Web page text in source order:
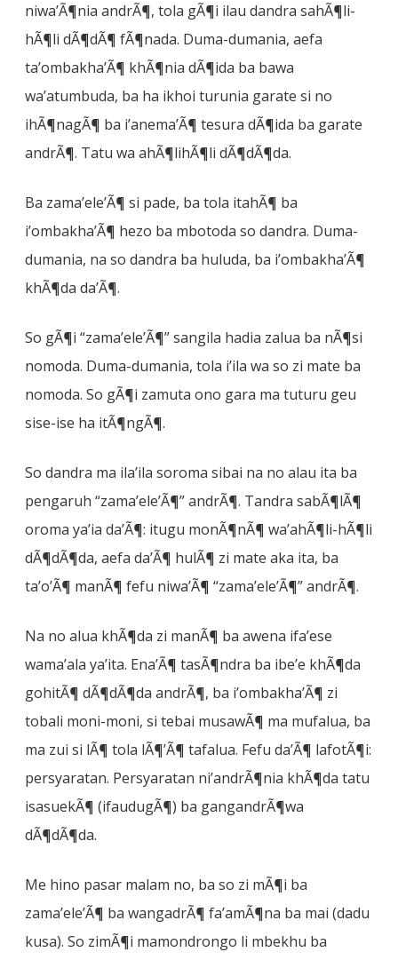
niwa’Ã¶nia andrÃ¶, tola gÃ¶i ilau dandra sahÃ¶li-
hÃ¶li dÃ¶dÃ¶ fÃ¶nada. Duma-dumania, aefa
ta’ombakha’Ã¶ khÃ¶nia dÃ¶ida ba bawa
wa’atumbuda, ba ha ikhoi turunia garate si no
ihÃ¶nagÃ¶ ba i’anema’Ã¶ tesura dÃ¶ida ba garate
andrÃ¶. Tatu wa ahÃ¶lihÃ¶li dÃ¶dÃ¶da.
Ba zama’ele’Ã¶ si pade, ba tola itahÃ¶ ba
i’ombakha’Ã¶ hezo ba mbotoda so dandra. Duma-
dumania, na so dandra ba huluda, ba i’ombakha’Ã¶
khÃ¶da da’Ã¶.
So gÃ¶i “zama’ele’Ã¶” sangila hadia zalua ba nÃ¶si
nomoda. Duma-dumania, tola i’ila wa so zi mate ba
nomoda. So gÃ¶i zamuta ono gara ma tuturu geu
sise-ise ha itÃ¶ngÃ¶.
So dandra ma ila’ila soroma sibai na no alau ita ba
pengaruh “zama’ele’Ã¶” andrÃ¶. Tandra sabÃ¶lÃ¶
oroma ya’ia da’Ã¶: itugu monÃ¶nÃ¶ wa’ahÃ¶li-hÃ¶li
dÃ¶dÃ¶da, aefa da’Ã¶ hulÃ¶ zi mate aka ita, ba
ta’o’Ã¶ manÃ¶ fefu niwa’Ã¶ “zama’ele’Ã¶” andrÃ¶.
Na no alua khÃ¶da zi manÃ¶ ba awena ifa’ese
wama’ala ya’ita. Ena’Ã¶ tasÃ¶ndra ba ibe’e khÃ¶da
gohitÃ¶ dÃ¶dÃ¶da andrÃ¶, ba i’ombakha’Ã¶ zi
tobali moni-moni, si tebai musawÃ¶ ma mufalua, ba
ma zui si lÃ¶ tola lÃ¶’Ã¶ tafalua. Fefu da’Ã¶ lafotÃ¶i:
persyaratan. Persyaratan ni’andrÃ¶nia khÃ¶da tatu
isasuekÃ¶ (ifaudugÃ¶) ba gangandrÃ¶wa
dÃ¶dÃ¶da.
Me hino pasar malam no, ba so zi mÃ¶i ba
zama’ele’Ã¶ ba wangadrÃ¶ fa’amÃ¶na ba mai (dadu
kusa). So zimÃ¶i mamondrongo li mbekhu ba